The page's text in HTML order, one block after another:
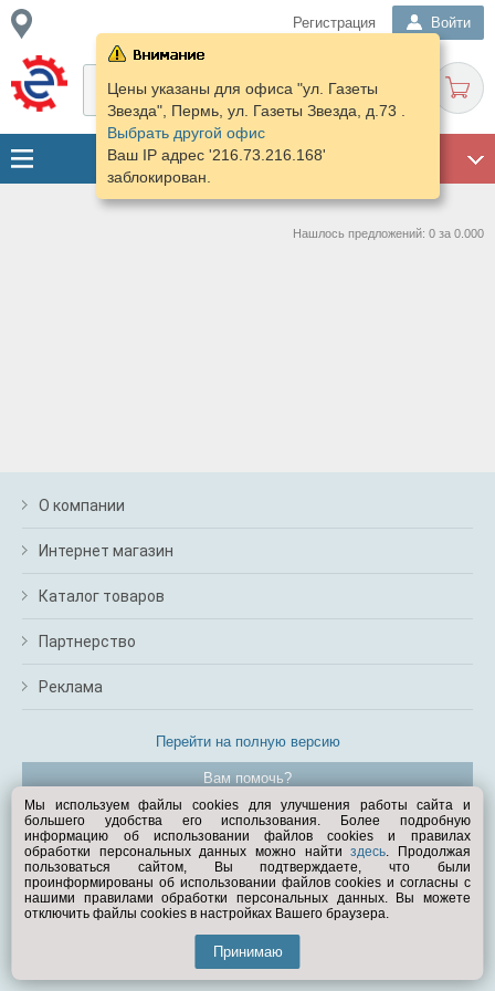
Регистрация Войти
Цены указаны для офиса "ул. Газеты
Звезда", Пермь, ул. Газеты Звезда, д.73 .
Выбрать другой офис
Ваш IP адрес '216.73.216.168'
заблокирован.
Нашлось предложений: 0 за 0.000
О компании
Интернет магазин
Каталог товаров
Партнерство
Реклама
Перейти на полную версию
Вам помочь?
© Exist.ru 1998—2026
Мы используем файлы cookies для улучшения работы сайта и
большего удобства его использования. Более подробную
информацию об использовании файлов cookies и правилах
обработки персональных данных можно найтиздесь. Продолжая
пользоваться сайтом, Вы подтверждаете, что были
проинформированы об использовании файлов cookies и согласны с
нашими правилами обработки персональных данных. Вы можете
отключить файлы cookies в настройках Вашего браузера.
Принимаю